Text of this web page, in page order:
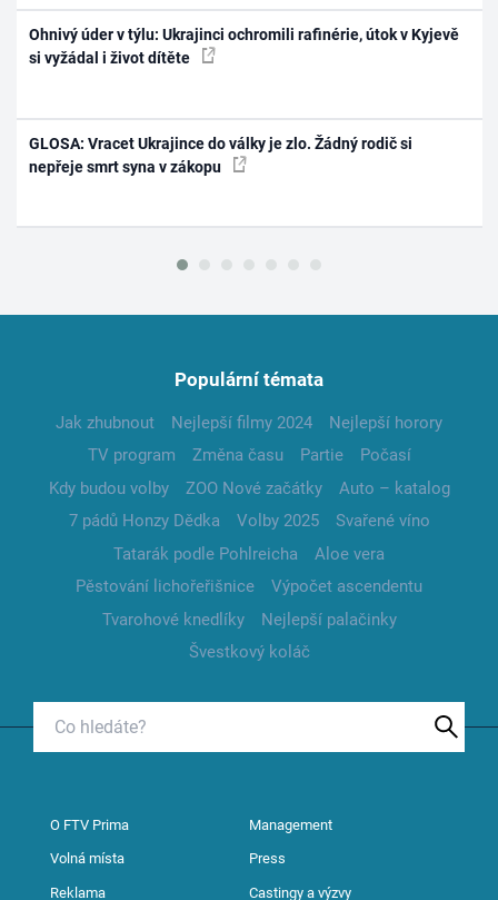
Ohnivý úder v týlu: Ukrajinci ochromili rafinérie, útok v Kyjevě
si vyžádal i život dítěte
GLOSA: Vracet Ukrajince do války je zlo. Žádný rodič si
nepřeje smrt syna v zákopu
Populární témata
Jak zhubnout Nejlepší filmy 2024
Nejlepší horory
TV program
Změna času Partie
Počasí
Kdy budou volby
ZOO Nové začátky
Auto – katalog
7 pádů Honzy Dědka
Volby 2025
Svařené víno
Tatarák podle Pohlreicha
Aloe vera
Pěstování lichořeřišnice
Výpočet ascendentu
Tvarohové knedlíky
Nejlepší palačinky
Švestkový koláč
O FTV Prima Management
Volná místa Press
Reklama Castingy a výzvy